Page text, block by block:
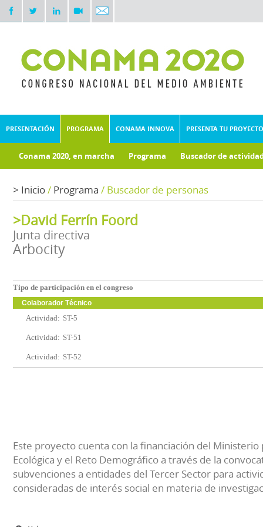
PRESENTACIÓN PROGRAMA CONAMA INNOVA PRESENTA TU PROYECTO
Conama 2020, en marcha Programa Buscador de
> Inicio/ Programa / Buscador de personas
>David Ferrín Foord
Junta directiva
Arbocity
Tipo de participación en el congreso
Colaborador Técnico
Actividad: ST-5
Actividad: ST-51
Actividad: ST-52
Este proyecto cuenta con la financiación del Ministerio
Ecológica y el Reto Demográfico a través de la
subvenciones a entidades del Tercer Sector para
consideradas de interés social en materia de